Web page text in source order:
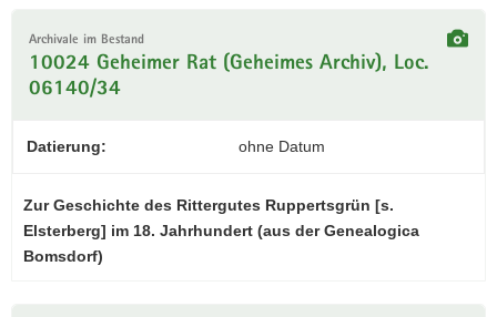
Archivale im Bestand
10024 Geheimer Rat (Geheimes Archiv), Loc.
06140/34
Datierung: ohne Datum
Zur Geschichte des Rittergutes Ruppertsgrün [s.
Elsterberg] im 18. Jahrhundert (aus der Genealogica
Bomsdorf)